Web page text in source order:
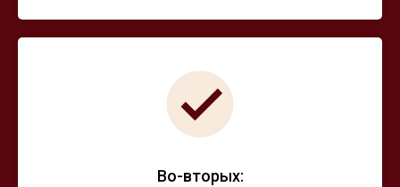
Во-вторых: